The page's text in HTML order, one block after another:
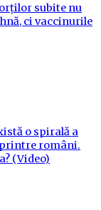
subite nu
ci vaccinurile
o spirală a
români.
(Video)